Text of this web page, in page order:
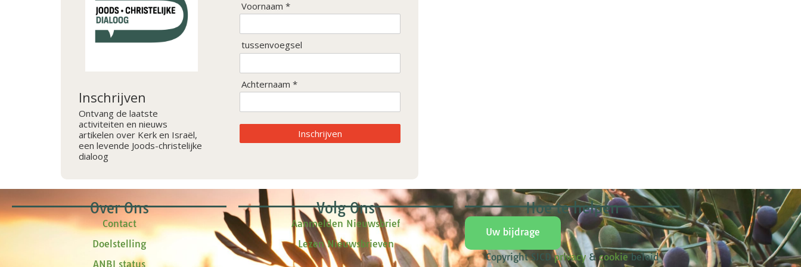
Inschrijven
Ontvang de laatste
activiteiten en nieuws
artikelen over Kerk en Israël,
een levende Joods-christelijke
dialoog
Voornaam *
tussenvoegsel
Achternaam *
Inschrijven
Over Ons
Contact
Doelstelling
ANBI status
Volg Ons
Aanmelden Nieuwsbrief
Lezen Nieuwsbrieven
Hoe te helpen
Uw bijdrage
Copyright SJCDprivacy& cookiebeleid